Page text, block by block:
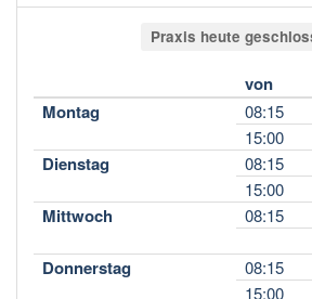
Praxis heute
von
Montag
08:15
15:00
Dienstag 08:15
15:00
Mittwoch 08:15
Donnerstag 08:15
15:00